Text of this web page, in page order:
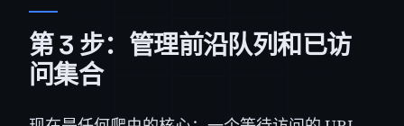
第 3 步：管理前沿队列和已访
问集合